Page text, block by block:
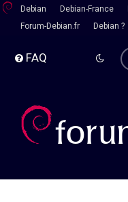
Debian Debian-France
Forum-Debian.fr
Debian ?
FAQ